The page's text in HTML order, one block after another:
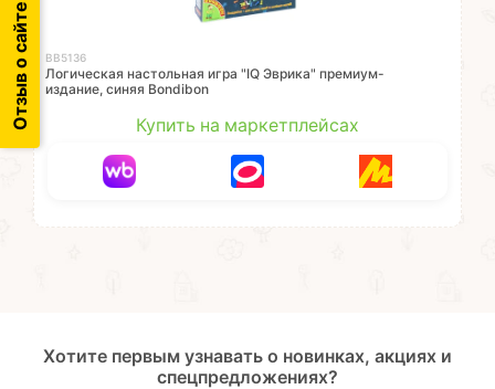
ВВ5136
Логическая настольная игра "IQ Эврика" премиум-
издание, синяя Bondibon
Купить на маркетплейсах
Отзыв о сайте
Хотите первым узнавать о новинках, акциях и
спецпредложениях?